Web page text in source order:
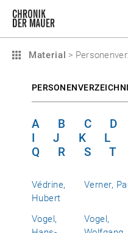
Material >
A B C D
I
J K L
Q
R S T
Védrine,
Hubert
Verner,
Vogel,
Vogel,